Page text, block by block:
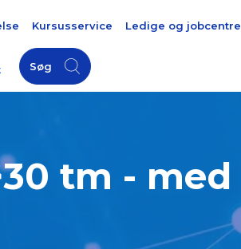
Kursusservice Ledige og jobcentre
Søg
tm - med